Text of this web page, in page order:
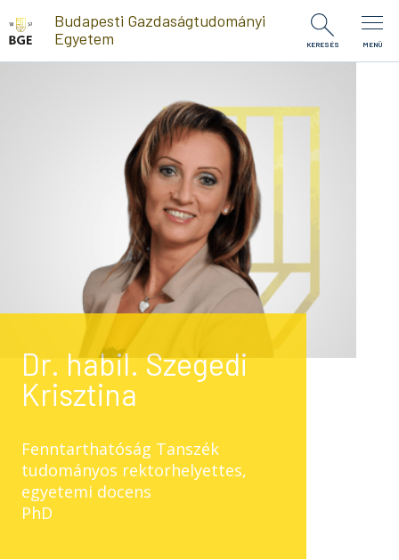
Ugrás a tartalomra
Budapesti Gazdaságtudományi
Egyetem
KERESÉS MENÜ
Dr. habil. Szegedi
Krisztina
Fenntarthatóság Tanszék
tudományos rektorhelyettes,
egyetemi docens
PhD